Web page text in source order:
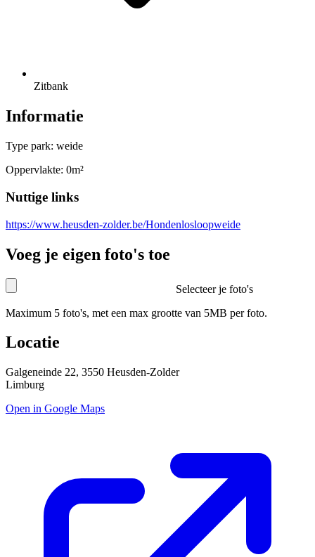
Zitbank
Informatie
Type park: weide
Oppervlakte: 0m²
Nuttige links
https://www.heusden-zolder.be/Hondenlosloopweide
Voeg je eigen foto's toe
Selecteer je foto's
Maximum 5 foto's, met een max grootte van 5MB per foto.
Locatie
Galgeneinde 22, 3550 Heusden-Zolder
Limburg
Open in Google Maps